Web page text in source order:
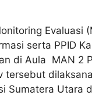
Evaluasi
serta PPID
di Aula MAN 2
tersebut
Sumatera Utara